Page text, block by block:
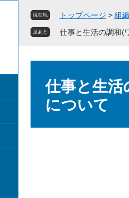
現在地 トップページ > 組
足あと 仕事と生活の調和(
仕事と生活
について